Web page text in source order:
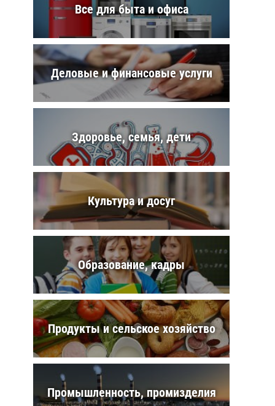
Все для быта и офиса
Деловые и финансовые услуги
Здоровье, семья, дети
Культура и досуг
Образование, кадры
Продукты и сельское хозяйство
Промышленность, промизделия